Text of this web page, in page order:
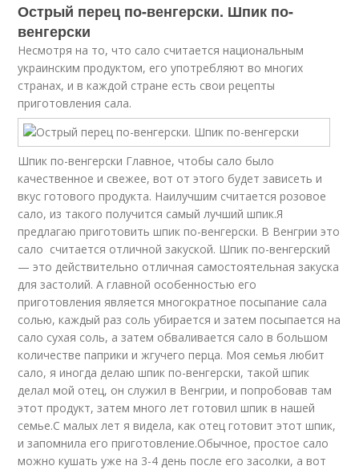
Острый перец по-венгерски. Шпик по-
венгерски
Несмотря на то, что сало считается национальным
украинским продуктом, его употребляют во многих
странах, и в каждой стране есть свои рецепты
приготовления сала.
Шпик по-венгерски Главное, чтобы сало было
качественное и свежее, вот от этого будет зависеть и
вкус готового продукта. Наилучшим считается розовое
сало, из такого получится самый лучший шпик.Я
предлагаю приготовить шпик по-венгерски. В Венгрии это
сало считается отличной закуской. Шпик по-венгерский
— это действительно отличная самостоятельная закуска
для застолий. А главной особенностью его
приготовления является многократное посыпание сала
солью, каждый раз соль убирается и затем посыпается на
сало сухая соль, а затем обваливается сало в большом
количестве паприки и жгучего перца. Моя семья любит
сало, я иногда делаю шпик по-венгерски, такой шпик
делал мой отец, он служил в Венгрии, и попробовав там
этот продукт, затем много лет готовил шпик в нашей
семье.С малых лет я видела, как отец готовит этот шпик,
и запомнила его приготовление.Обычное, простое сало
можно кушать уже на 3-4 день после его засолки, а вот